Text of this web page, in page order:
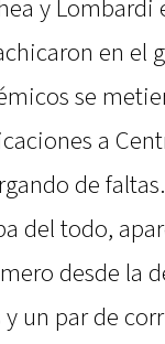
y Lombardi
en el
se
a
de
del todo,
desde la
un par de